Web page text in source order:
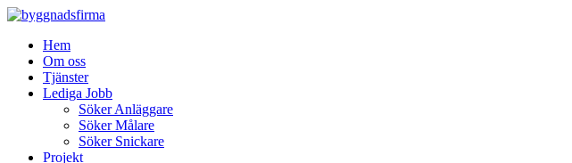
Skip
contentHem
Om oss
Tjänster
Lediga Jobb
Söker Anläggare
Söker Målare
Söker Snickare
Projekt